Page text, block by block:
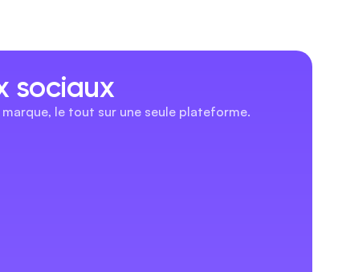
sociaux
le tout sur une seule plateforme.